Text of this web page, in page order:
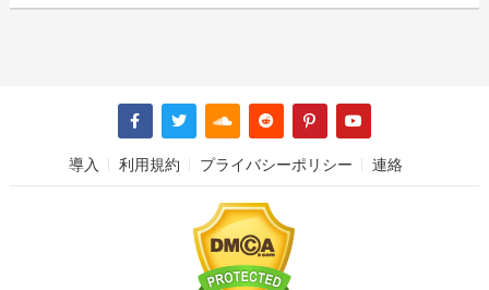
導入 利用規約 プライバシーポリシー 連絡